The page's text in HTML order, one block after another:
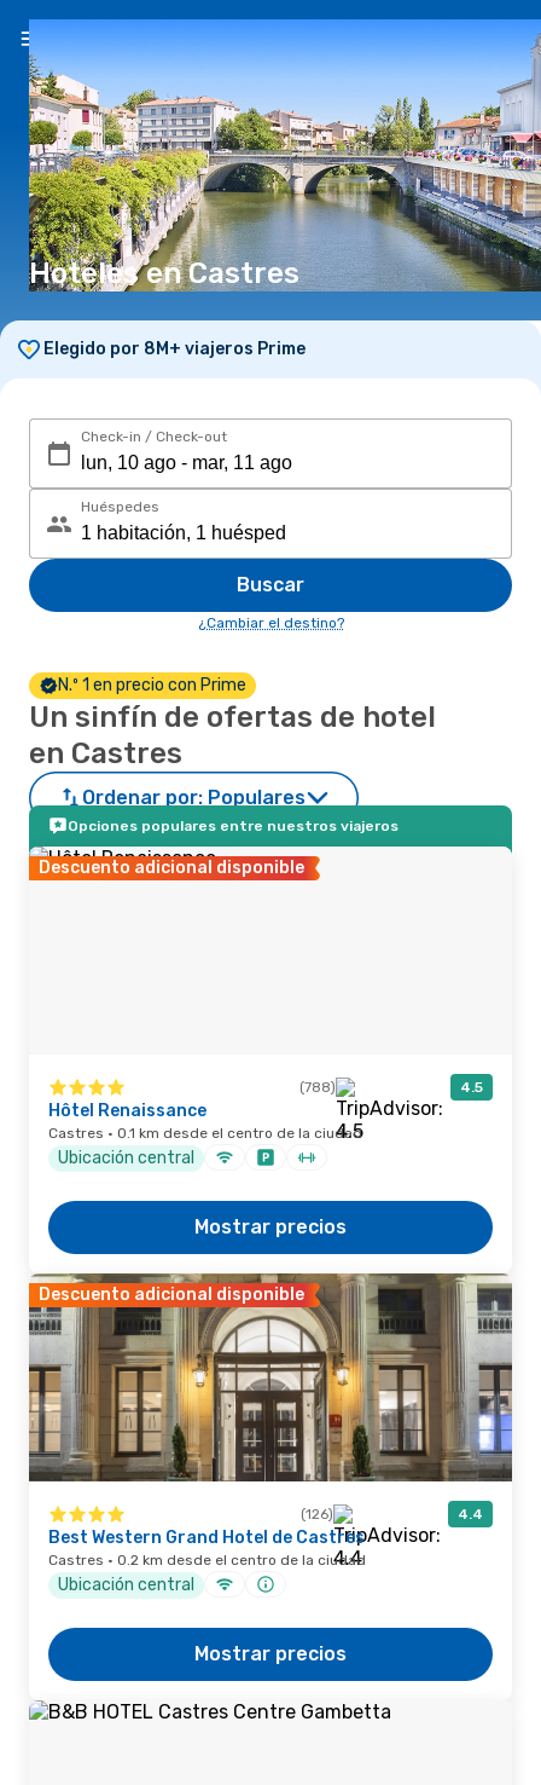
Hoteles en Castres
Elegido por 8M+ viajeros Prime
Check-in / Check-out
Huéspedes
Buscar
¿Cambiar el destino?
N.º 1 en precio con Prime
Un sinfín de ofertas de hotel
en Castres
Ordenar por: Populares
Opciones populares entre nuestros viajeros
Descuento adicional disponible
(788) 4.5
Hôtel Renaissance
Castres · 0.1 km desde el centro de la ciudad
Ubicación central
Mostrar precios
Descuento adicional disponible
(126) 4.4
Best Western Grand Hotel de Castres
Castres · 0.2 km desde el centro de la ciudad
Ubicación central
Mostrar precios